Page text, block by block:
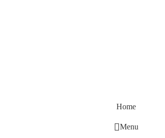
Home
Menu